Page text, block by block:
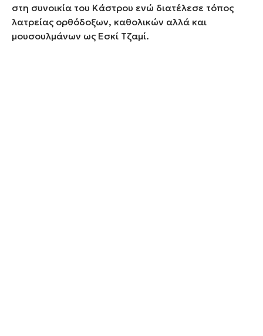
στη συνοικία του Κάστρου ενώ διατέλεσε τόπος
λατρείας ορθόδοξων, καθολικών αλλά και
μουσουλμάνων ως Εσκί Τζαμί.